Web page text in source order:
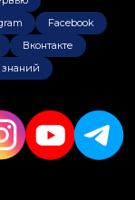
Facebook
Вконтакте
знаний